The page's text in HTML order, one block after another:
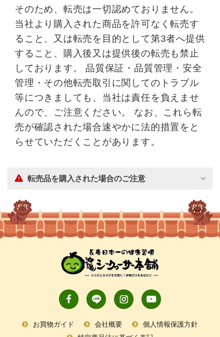
そのため、転売は一切認めておりません。
当社より購入された商品を許可なく転売す
ること、又は転売を目的として第3者へ提供
すること、購入後又は提供後の転売も禁止
しております。 品質保証・品質管理・安全
管理・その他転売取引に関してのトラブル
等につきましても、当社は責任を負えませ
んので、ご注意ください。 なお、これら転
売が確認された場合速やかに法的措置をと
らせていただくことがあります。
転売品を購入された場合のご注意
お買物ガイド 会社概要
個人情報保護方針